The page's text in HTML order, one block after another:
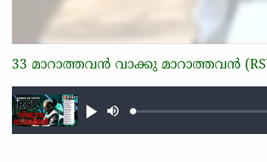
Audio file
Play MuteLoaded:
33 മാറാത്തവന്‍ വാക്കു മാറാത്തവന്‍